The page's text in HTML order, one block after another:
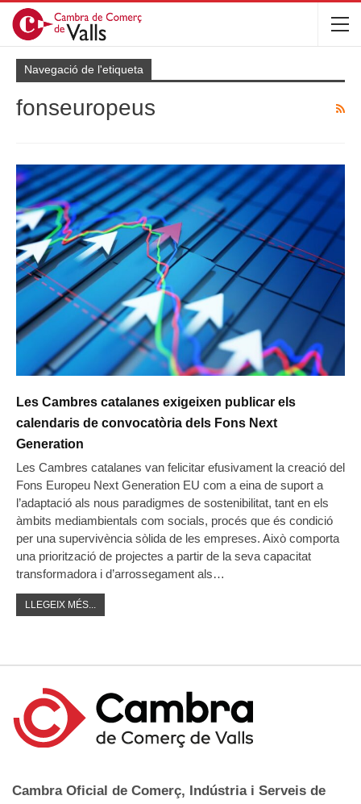
Navegació de l'etiqueta
fonseuropeus
Les Cambres catalanes exigeixen publicar els
calendaris de convocatòria dels Fons Next
Generation
Les Cambres catalanes van felicitar efusivament la creació del
Fons Europeu Next Generation EU com a eina de suport a
l’adaptació als nous paradigmes de sostenibilitat, tant en els
àmbits mediambientals com socials, procés que és condició
per una supervivència sòlida de les empreses. Això comporta
una priorització de projectes a partir de la seva capacitat
transformadora i d’arrossegament als…
LLEGEIX MÉS...
Cambra Oficial de Comerç, Indústria i Serveis de